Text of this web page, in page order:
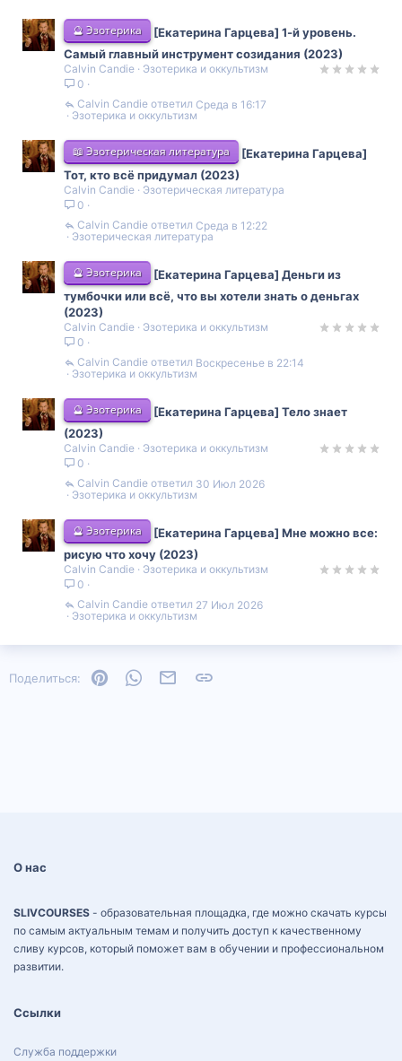
🔮 Эзотерика
[Екатерина Гарцева] 1-й уровень.
Самый главный инструмент созидания (2023)
Calvin Candie
Эзотерика и оккультизм
0
Эзотерика и оккультизм
Среда в 16:17
Calvin Candie
📖 Эзотерическая литература
[Екатерина Гарцева]
Тот, кто всё придумал (2023)
Calvin Candie
Эзотерическая литература
0
Эзотерическая литература
Среда в 12:22
Calvin Candie
🔮 Эзотерика
[Екатерина Гарцева] Деньги из
тумбочки или всё, что вы хотели знать о деньгах
(2023)
Calvin Candie
Эзотерика и оккультизм
0
Эзотерика и оккультизм
Воскресенье в 22:14
Calvin Candie
🔮 Эзотерика
[Екатерина Гарцева] Тело знает
(2023)
Calvin Candie
Эзотерика и оккультизм
0
Эзотерика и оккультизм
30 Июл 2026
Calvin Candie
🔮 Эзотерика
[Екатерина Гарцева] Мне можно все:
рисую что хочу (2023)
Calvin Candie
Эзотерика и оккультизм
0
Эзотерика и оккультизм
27 Июл 2026
Calvin Candie
Поделиться: PinterestWhatsAppЭлектронная почта
О нас
SLIVCOURSES - образовательная площадка, где можно скачать курсы
по самым актуальным темам и получить доступ к качественному
сливу курсов, который поможет вам в обучении и профессиональном
развитии.
Ссылки
Служба поддержки